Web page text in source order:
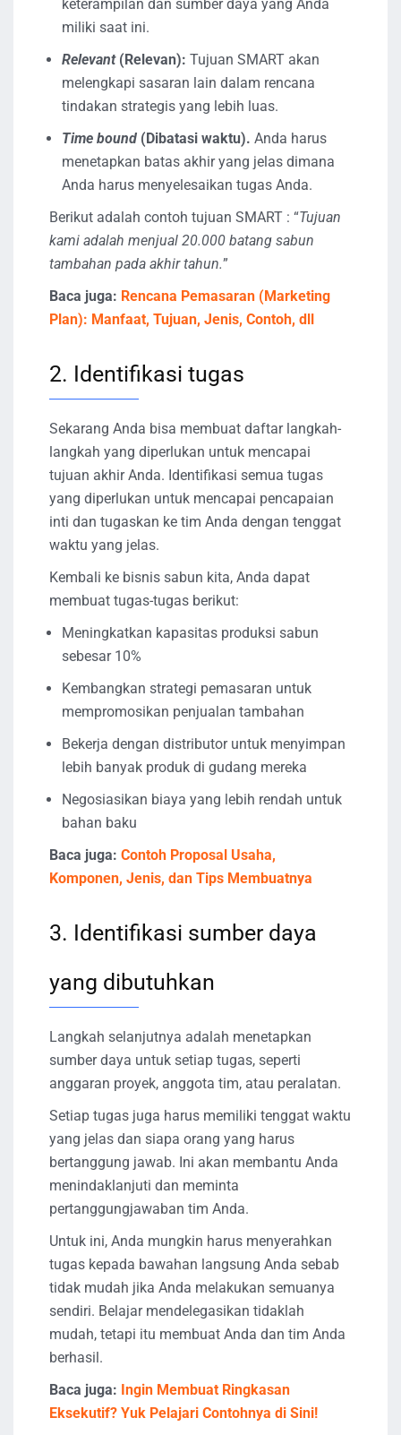
keterampilan dan sumber daya yang Anda
miliki saat ini.
Relevant (Relevan): Tujuan SMART akan
melengkapi sasaran lain dalam rencana
tindakan strategis yang lebih luas.
Time bound (Dibatasi waktu). Anda harus
menetapkan batas akhir yang jelas dimana
Anda harus menyelesaikan tugas Anda.
Berikut adalah contoh tujuan SMART : “Tujuan
kami adalah menjual 20.000 batang sabun
tambahan pada akhir tahun.”
Baca juga: Rencana Pemasaran (Marketing
Plan): Manfaat, Tujuan, Jenis, Contoh, dll
2. Identifikasi tugas
Sekarang Anda bisa membuat daftar langkah-
langkah yang diperlukan untuk mencapai
tujuan akhir Anda. Identifikasi semua tugas
yang diperlukan untuk mencapai pencapaian
inti dan tugaskan ke tim Anda dengan tenggat
waktu yang jelas.
Kembali ke bisnis sabun kita, Anda dapat
membuat tugas-tugas berikut:
Meningkatkan kapasitas produksi sabun
sebesar 10%
Kembangkan strategi pemasaran untuk
mempromosikan penjualan tambahan
Bekerja dengan distributor untuk menyimpan
lebih banyak produk di gudang mereka
Negosiasikan biaya yang lebih rendah untuk
bahan baku
Baca juga: Contoh Proposal Usaha,
Komponen, Jenis, dan Tips Membuatnya
3. Identifikasi sumber daya
yang dibutuhkan
Langkah selanjutnya adalah menetapkan
sumber daya untuk setiap tugas, seperti
anggaran proyek, anggota tim, atau peralatan.
Setiap tugas juga harus memiliki tenggat waktu
yang jelas dan siapa orang yang harus
bertanggung jawab. Ini akan membantu Anda
menindaklanjuti dan meminta
pertanggungjawaban tim Anda.
Untuk ini, Anda mungkin harus menyerahkan
tugas kepada bawahan langsung Anda sebab
tidak mudah jika Anda melakukan semuanya
sendiri. Belajar mendelegasikan tidaklah
mudah, tetapi itu membuat Anda dan tim Anda
berhasil.
Baca juga: Ingin Membuat Ringkasan
Eksekutif? Yuk Pelajari Contohnya di Sini!